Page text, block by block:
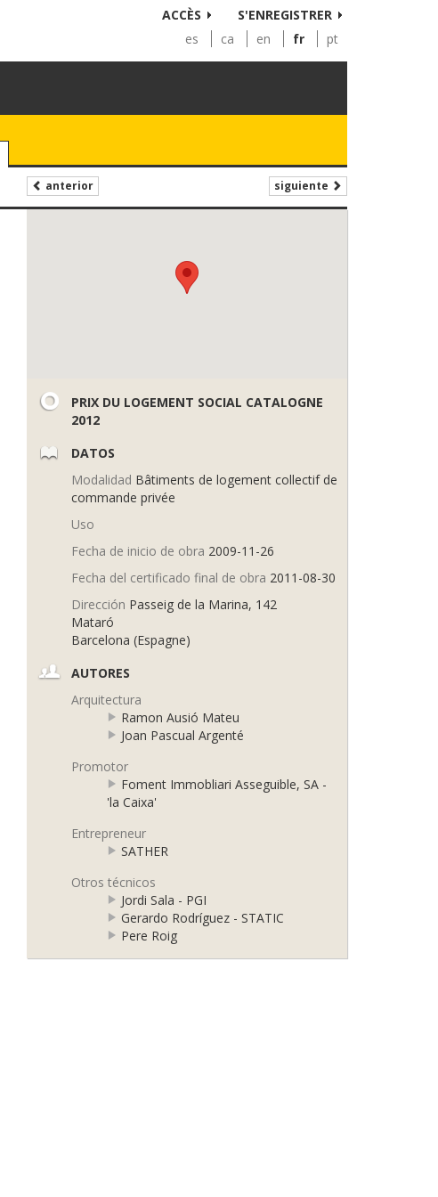
ACCÈS
S'ENREGISTRER
es
ca en fr pt
anterior siguiente
PRIX DU LOGEMENT SOCIAL CATALOGNE
2012
DATOS
Modalidad Bâtiments de logement collectif de
commande privée
Uso
Fecha de inicio de obra 2009-11-26
Fecha del certificado final de obra 2011-08-30
Dirección Passeig de la Marina, 142
Mataró
Barcelona (Espagne)
AUTORES
Arquitectura
Ramon Ausió Mateu
Joan Pascual Argenté
Promotor
Foment Immobliari Asseguible, SA -
'la Caixa'
Entrepreneur
SATHER
Otros técnicos
Jordi Sala - PGI
Gerardo Rodríguez - STATIC
Pere Roig